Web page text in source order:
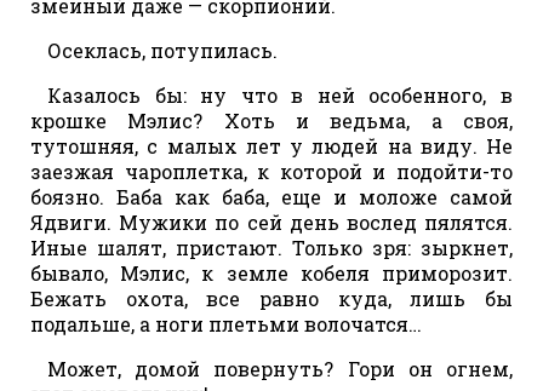
Осеклась, потупилась.
Казалось бы: ну что в ней особенного, в
крошке Мэлис? Хоть и ведьма, а своя,
тутошняя, с малых лет у людей на виду. Не
заезжая чароплетка, к которой и подойти-то
боязно. Баба как баба, еще и моложе самой
Ядвиги. Мужики по сей день вослед пялятся.
Иные шалят, пристают. Только зря: зыркнет,
бывало, Мэлис, к земле кобеля приморозит.
Бежать охота, все равно куда, лишь бы
подальше, а ноги плетьми волочатся…
Может, домой повернуть? Гори он огнем,